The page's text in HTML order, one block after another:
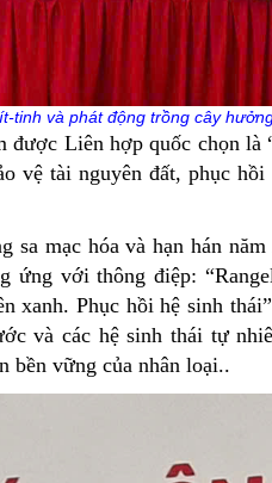
tinh và phát động trồng cây
Liên hợp quốc chọn là
vệ tài nguyên đất, phục
sa mạc hóa và hạn hán
ứng với thông điệp:
xanh. Phục hồi hệ sinh
và các hệ sinh thái tự
bền vững của nhân loại..